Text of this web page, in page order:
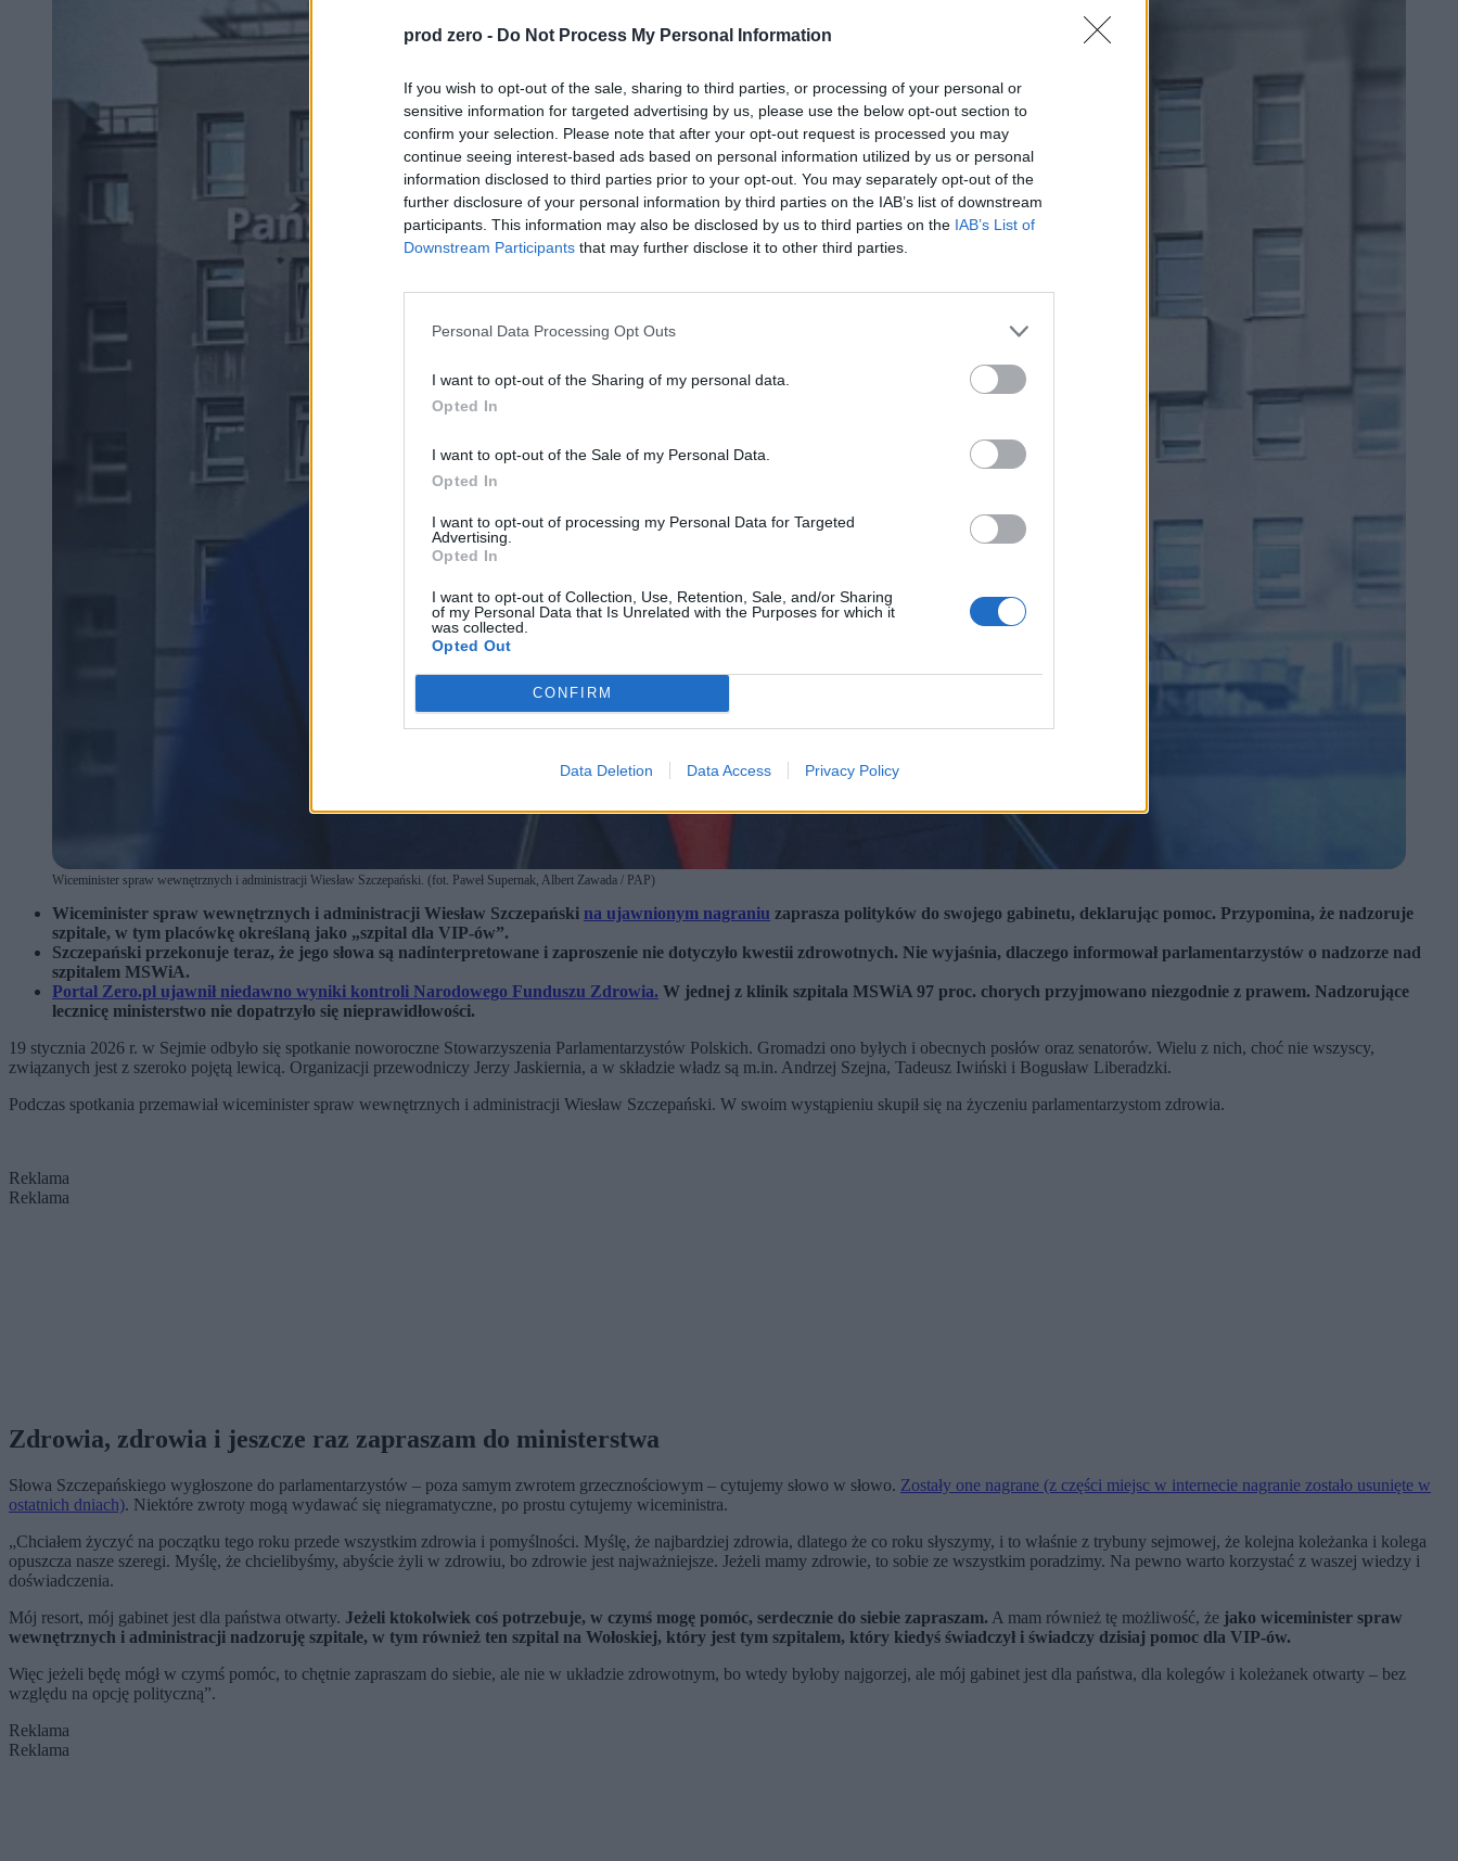
prod zero - Do Not Process My Personal Information
If you wish to opt-out of the sale, sharing to third parties, or processing of your personal or
sensitive information for targeted advertising by us, please use the below opt-out section to
confirm your selection. Please note that after your opt-out request is processed you may
continue seeing interest-based ads based on personal information utilized by us or personal
information disclosed to third parties prior to your opt-out. You may separately opt-out of the
further disclosure of your personal information by third parties on the IAB’s list of downstream
participants. This information may also be disclosed by us to third parties on the IAB’s List of
Downstream Participants that may further disclose it to other third parties.
Personal Data Processing Opt Outs
I want to opt-out of the Sharing of my personal data.
Opted In
I want to opt-out of the Sale of my Personal Data.
Opted In
I want to opt-out of processing my Personal Data for Targeted
Advertising.
Opted In
I want to opt-out of Collection, Use, Retention, Sale, and/or Sharing
of my Personal Data that Is Unrelated with the Purposes for which it
was collected.
Opted Out
CONFIRM
Data Deletion Data Access Privacy Policy
Wiceminister spraw wewnętrznych i administracji Wiesław Szczepański. (fot. Paweł Supernak, Albert Zawada / PAP)
Wiceminister spraw wewnętrznych i administracji Wiesław Szczepański na ujawnionym nagraniu zaprasza polityków do swojego gabinetu, deklarując pomoc. Przypomina, że nadzoruje
szpitale, w tym placówkę określaną jako „szpital dla VIP-ów”.
Szczepański przekonuje teraz, że jego słowa są nadinterpretowane i zaproszenie nie dotyczyło kwestii zdrowotnych. Nie wyjaśnia, dlaczego informował parlamentarzystów o nadzorze nad
szpitalem MSWiA.
Portal Zero.pl ujawnił niedawno wyniki kontroli Narodowego Funduszu Zdrowia. W jednej z klinik szpitala MSWiA 97 proc. chorych przyjmowano niezgodnie z prawem. Nadzorujące
lecznicę ministerstwo nie dopatrzyło się nieprawidłowości.
19 stycznia 2026 r. w Sejmie odbyło się spotkanie noworoczne Stowarzyszenia Parlamentarzystów Polskich. Gromadzi ono byłych i obecnych posłów oraz senatorów. Wielu z nich, choć nie wszyscy,
związanych jest z szeroko pojętą lewicą. Organizacji przewodniczy Jerzy Jaskiernia, a w składzie władz są m.in. Andrzej Szejna, Tadeusz Iwiński i Bogusław Liberadzki.
Podczas spotkania przemawiał wiceminister spraw wewnętrznych i administracji Wiesław Szczepański. W swoim wystąpieniu skupił się na życzeniu parlamentarzystom zdrowia.
Reklama
Reklama
Zdrowia, zdrowia i jeszcze raz zapraszam do ministerstwa
Słowa Szczepańskiego wygłoszone do parlamentarzystów – poza samym zwrotem grzecznościowym – cytujemy słowo w słowo. Zostały one nagrane (z części miejsc w internecie nagranie zostało usunięte w
ostatnich dniach). Niektóre zwroty mogą wydawać się niegramatyczne, po prostu cytujemy wiceministra.
„Chciałem życzyć na początku tego roku przede wszystkim zdrowia i pomyślności. Myślę, że najbardziej zdrowia, dlatego że co roku słyszymy, i to właśnie z trybuny sejmowej, że kolejna koleżanka i kolega
opuszcza nasze szeregi. Myślę, że chcielibyśmy, abyście żyli w zdrowiu, bo zdrowie jest najważniejsze. Jeżeli mamy zdrowie, to sobie ze wszystkim poradzimy. Na pewno warto korzystać z waszej wiedzy i
doświadczenia.
Mój resort, mój gabinet jest dla państwa otwarty. Jeżeli ktokolwiek coś potrzebuje, w czymś mogę pomóc, serdecznie do siebie zapraszam. A mam również tę możliwość, że jako wiceminister spraw
wewnętrznych i administracji nadzoruję szpitale, w tym również ten szpital na Wołoskiej, który jest tym szpitalem, który kiedyś świadczył i świadczy dzisiaj pomoc dla VIP-ów.
Więc jeżeli będę mógł w czymś pomóc, to chętnie zapraszam do siebie, ale nie w układzie zdrowotnym, bo wtedy byłoby najgorzej, ale mój gabinet jest dla państwa, dla kolegów i koleżanek otwarty – bez
względu na opcję polityczną”.
Reklama
Reklama